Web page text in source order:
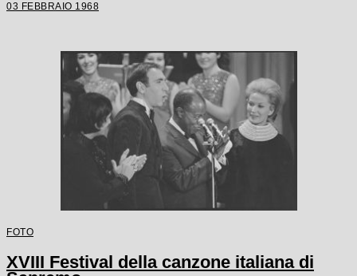
03 FEBBRAIO 1968
FOTO
XVIII Festival della canzone italiana di